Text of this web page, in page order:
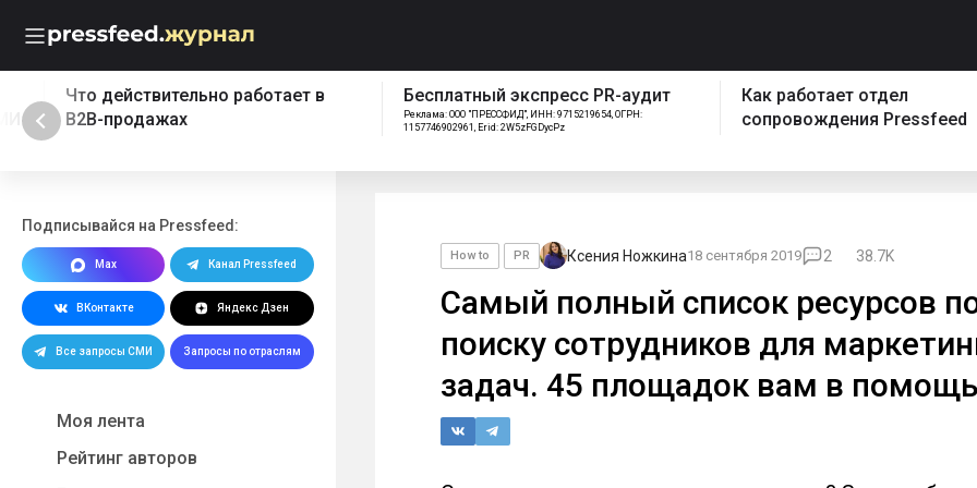
Что действительно работает в
B2B-продажах
Бесплатный экспресс PR-аудит
Реклама: ООО "ПРЕССФИД", ИНН: 9715219654, ОГРН:
1157746902961, Erid: 2W5zFGDycPz
Как работает отдел
сопровождения Pressfeed
Подписывайся на Pressfeed:
Max Канал Pressfeed
ВКонтакте Яндекс Дзен
Все запросы СМИ Запросы по отраслям
Моя лента
Рейтинг авторов
How to PR Ксения Ножкина18 сентября 2019 2 38.7K
Самый полный список ресурсов
поиску сотрудников для
задач. 45 площадок вам в помощь